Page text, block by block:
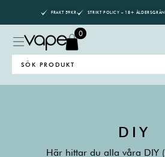
content
FRAKT 59KR STRIKT POLICY – 18+
0
Search
for:
DIY
Här hittar du alla våra DIY